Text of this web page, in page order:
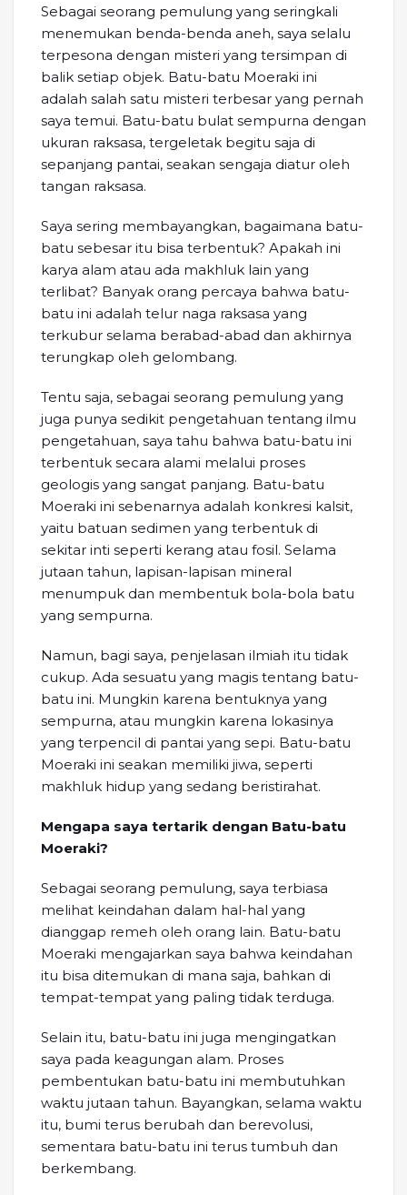
Sebagai seorang pemulung yang seringkali
menemukan benda-benda aneh, saya selalu
terpesona dengan misteri yang tersimpan di
balik setiap objek. Batu-batu Moeraki ini
adalah salah satu misteri terbesar yang pernah
saya temui. Batu-batu bulat sempurna dengan
ukuran raksasa, tergeletak begitu saja di
sepanjang pantai, seakan sengaja diatur oleh
tangan raksasa.
Saya sering membayangkan, bagaimana batu-
batu sebesar itu bisa terbentuk? Apakah ini
karya alam atau ada makhluk lain yang
terlibat? Banyak orang percaya bahwa batu-
batu ini adalah telur naga raksasa yang
terkubur selama berabad-abad dan akhirnya
terungkap oleh gelombang.
Tentu saja, sebagai seorang pemulung yang
juga punya sedikit pengetahuan tentang ilmu
pengetahuan, saya tahu bahwa batu-batu ini
terbentuk secara alami melalui proses
geologis yang sangat panjang. Batu-batu
Moeraki ini sebenarnya adalah konkresi kalsit,
yaitu batuan sedimen yang terbentuk di
sekitar inti seperti kerang atau fosil. Selama
jutaan tahun, lapisan-lapisan mineral
menumpuk dan membentuk bola-bola batu
yang sempurna.
Namun, bagi saya, penjelasan ilmiah itu tidak
cukup. Ada sesuatu yang magis tentang batu-
batu ini. Mungkin karena bentuknya yang
sempurna, atau mungkin karena lokasinya
yang terpencil di pantai yang sepi. Batu-batu
Moeraki ini seakan memiliki jiwa, seperti
makhluk hidup yang sedang beristirahat.
Mengapa saya tertarik dengan Batu-batu
Moeraki?
Sebagai seorang pemulung, saya terbiasa
melihat keindahan dalam hal-hal yang
dianggap remeh oleh orang lain. Batu-batu
Moeraki mengajarkan saya bahwa keindahan
itu bisa ditemukan di mana saja, bahkan di
tempat-tempat yang paling tidak terduga.
Selain itu, batu-batu ini juga mengingatkan
saya pada keagungan alam. Proses
pembentukan batu-batu ini membutuhkan
waktu jutaan tahun. Bayangkan, selama waktu
itu, bumi terus berubah dan berevolusi,
sementara batu-batu ini terus tumbuh dan
berkembang.